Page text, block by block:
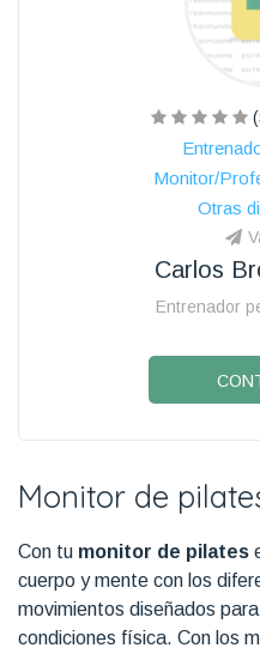
Monitor/
Otras
Carlos
Entrenador
Monitor de
Con tu monitor de pilates
cuerpo y mente con los
movimientos diseñados
condiciones física. Con los